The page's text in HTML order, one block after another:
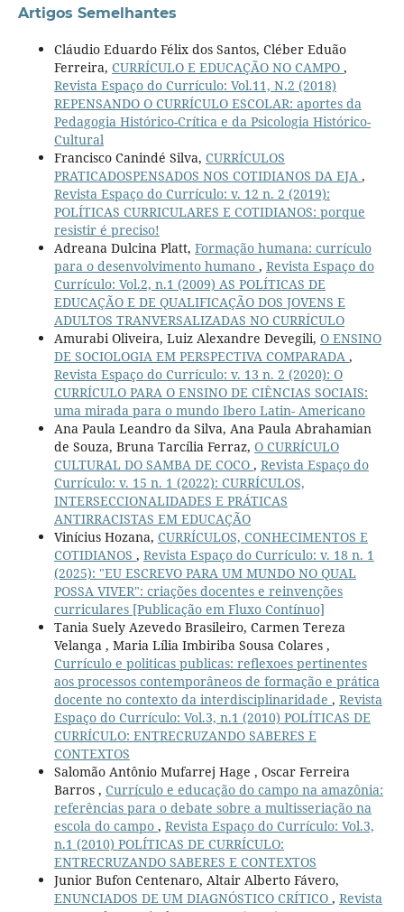
Artigos Semelhantes
Cláudio Eduardo Félix dos Santos, Cléber Eduão
Ferreira, CURRÍCULO E EDUCAÇÃO NO CAMPO ,
Revista Espaço do Currículo: Vol.11, N.2 (2018)
REPENSANDO O CURRÍCULO ESCOLAR: aportes da
Pedagogia Histórico-Crítica e da Psicologia Histórico-
Cultural
Francisco Canindé Silva, CURRÍCULOS
PRATICADOSPENSADOS NOS COTIDIANOS DA EJA ,
Revista Espaço do Currículo: v. 12 n. 2 (2019):
POLÍTICAS CURRICULARES E COTIDIANOS: porque
resistir é preciso!
Adreana Dulcina Platt, Formação humana: currículo
para o desenvolvimento humano , Revista Espaço do
Currículo: Vol.2, n.1 (2009) AS POLÍTICAS DE
EDUCAÇÃO E DE QUALIFICAÇÃO DOS JOVENS E
ADULTOS TRANVERSALIZADAS NO CURRÍCULO
Amurabi Oliveira, Luiz Alexandre Devegili, O ENSINO
DE SOCIOLOGIA EM PERSPECTIVA COMPARADA ,
Revista Espaço do Currículo: v. 13 n. 2 (2020): O
CURRÍCULO PARA O ENSINO DE CIÊNCIAS SOCIAIS:
uma mirada para o mundo Ibero Latin- Americano
Ana Paula Leandro da Silva, Ana Paula Abrahamian
de Souza, Bruna Tarcília Ferraz, O CURRÍCULO
CULTURAL DO SAMBA DE COCO , Revista Espaço do
Currículo: v. 15 n. 1 (2022): CURRÍCULOS,
INTERSECCIONALIDADES E PRÁTICAS
ANTIRRACISTAS EM EDUCAÇÃO
Vinícius Hozana, CURRÍCULOS, CONHECIMENTOS E
COTIDIANOS , Revista Espaço do Currículo: v. 18 n. 1
(2025): "EU ESCREVO PARA UM MUNDO NO QUAL
POSSA VIVER": criações docentes e reinvenções
curriculares [Publicação em Fluxo Contínuo]
Tania Suely Azevedo Brasileiro, Carmen Tereza
Velanga , Maria Lília Imbiriba Sousa Colares ,
Currículo e politicas publicas: reflexoes pertinentes
aos processos contemporâneos de formação e prática
docente no contexto da interdisciplinaridade , Revista
Espaço do Currículo: Vol.3, n.1 (2010) POLÍTICAS DE
CURRÍCULO: ENTRECRUZANDO SABERES E
CONTEXTOS
Salomão Antônio Mufarrej Hage , Oscar Ferreira
Barros , Currículo e educação do campo na amazônia:
referências para o debate sobre a multisseriação na
escola do campo , Revista Espaço do Currículo: Vol.3,
n.1 (2010) POLÍTICAS DE CURRÍCULO:
ENTRECRUZANDO SABERES E CONTEXTOS
Junior Bufon Centenaro, Altair Alberto Fávero,
ENUNCIADOS DE UM DIAGNÓSTICO CRÍTICO , Revista